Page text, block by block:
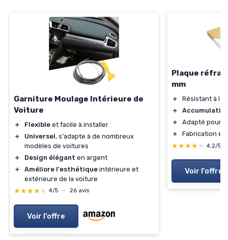
Garniture Moulage Intérieure de
Voiture
＋ Flexible et facile à installer
＋
Universel, s'adapte à de nombreux
modèles de voitures
＋
Design élégant en argent
＋
Améliore l'esthétique intérieure et
extérieure de la voiture
★★★★★
★★★★★ 4/5 — 26 avis
Voir l'offre
Plaque
mm
＋
Résistant à la
＋
＋
Adapté pour
＋
Fabrication en
★★★★★
★★★★★ 4,2/5
Voir l'offre